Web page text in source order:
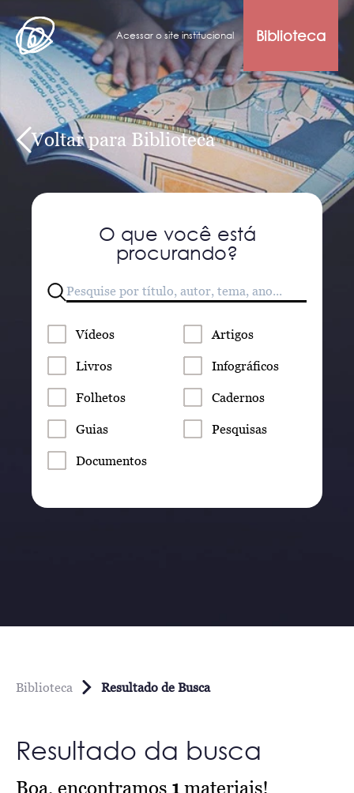
Acessar o site institucional Biblioteca
Voltar para Biblioteca
O que você está
procurando?
Vídeos Artigos
Livros Infográficos
Folhetos Cadernos
Guias Pesquisas
Documentos
Biblioteca Resultado de Busca
Resultado da busca
Boa, encontramos 1materiais!